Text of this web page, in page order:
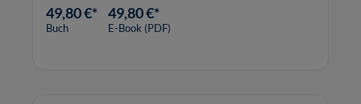
49,80 €*
Buch
49,80 €*
E-Book (PDF)